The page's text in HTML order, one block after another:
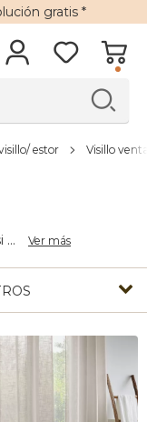
gratis*
estor Visillo
... Ver más